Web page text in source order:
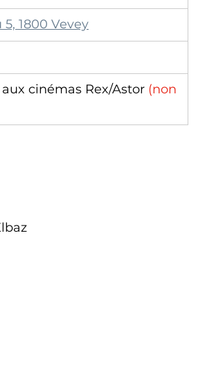
1800 Vevey
cinémas Rex/Astor (non